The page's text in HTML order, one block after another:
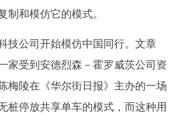
和模仿它的模式。
公司开始模仿中国同行。文章
家受到安德烈森－霍罗威茨公司资
梅陵在《华尔街日报》主办的一场
桩停放共享单车的模式，而这种用